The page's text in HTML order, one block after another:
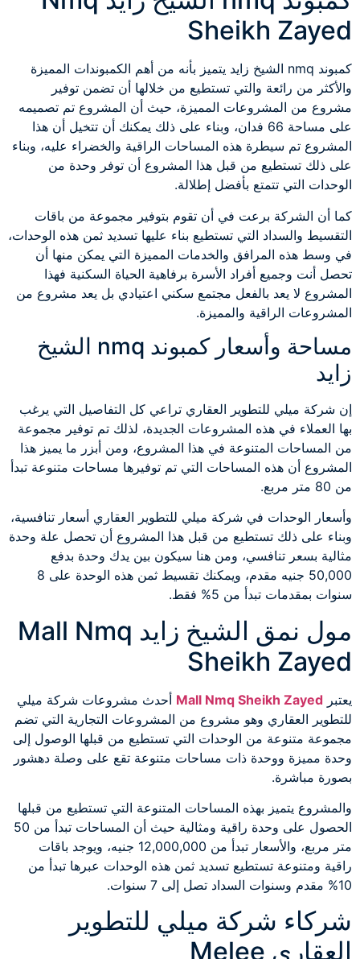
Sheikh Zayed
كمبوند nmq الشيخ زايد يتميز بأنه من أهم الكمبوندات المميزة
والأكثر من رائعة والتي تستطيع من خلالها أن تضمن توفير
مشروع من المشروعات المميزة، حيث أن المشروع تم تصميمه
على مساحة 66 فدان، وبناء على ذلك يمكنك أن تتخيل أن هذا
المشروع تم سيطرة هذه المساحات الراقية والخضراء عليه، وبناء
على ذلك تستطيع من قبل هذا المشروع أن توفر وحدة من
الوحدات التي تتمتع بأفضل إطلالة.
كما أن الشركة برعت في أن تقوم بتوفير مجموعة من باقات
التقسيط والسداد التي تستطيع بناء عليها تسديد ثمن هذه الوحدات،
في وسط هذه المرافق والخدمات المميزة التي يمكن منها أن
تحصل أنت وجميع أفراد الأسرة برفاهية الحياة السكنية فهذا
المشروع لا يعد بالفعل مجتمع سكني اعتيادي بل يعد مشروع من
المشروعات الراقية والمميزة.
مساحة وأسعار كمبوند nmq الشيخ
زايد
إن شركة ميلي للتطوير العقاري تراعي كل التفاصيل التي يرغب
بها العملاء في هذه المشروعات الجديدة، لذلك تم توفير مجموعة
من المساحات المتنوعة في هذا المشروع، ومن أبزر ما يميز هذا
المشروع أن هذه المساحات التي تم توفيرها مساحات متنوعة تبدأ
من 80 متر مربع.
وأسعار الوحدات في شركة ميلي للتطوير العقاري أسعار تنافسية،
وبناء على ذلك تستطيع من قبل هذا المشروع أن تحصل علة وحدة
مثالية بسعر تنافسي، ومن هنا سيكون بين يدك وحدة بدفع
50,000 جنيه مقدم، ويمكنك تقسيط ثمن هذه الوحدة على 8
سنوات بمقدمات تبدأ من 5% فقط.
مول نمق الشيخ زايد Mall Nmq
Sheikh Zayed
يعتبر Mall Nmq Sheikh Zayed أحدث مشروعات شركة ميلي
للتطوير العقاري وهو مشروع من المشروعات التجارية التي تضم
مجموعة متنوعة من الوحدات التي تستطيع من قبلها الوصول إلى
وحدة مميزة ووحدة ذات مساحات متنوعة تقع على وصلة دهشور
بصورة مباشرة.
والمشروع يتميز بهذه المساحات المتنوعة التي تستطيع من قبلها
الحصول على وحدة راقية ومثالية حيث أن المساحات تبدأ من 50
متر مربع، والأسعار تبدأ من 12,000,000 جنيه، ويوجد باقات
راقية ومتنوعة تستطيع تسديد ثمن هذه الوحدات عبرها تبدأ من
10% مقدم وسنوات السداد تصل إلى 7 سنوات.
شركاء شركة ميلي للتطوير
العقاري Melee